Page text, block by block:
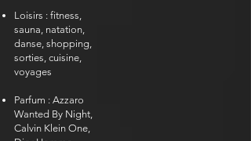
Loisirs : fitness,
sauna, natation,
danse, shopping,
sorties, cuisine,
voyages
Parfum : Azzaro
Wanted By Night,
Calvin Klein One,